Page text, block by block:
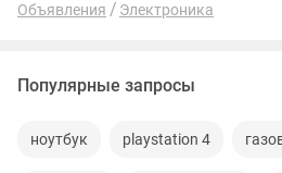
Объявления Электроника
Популярные запросы
ноутбук playstation 4